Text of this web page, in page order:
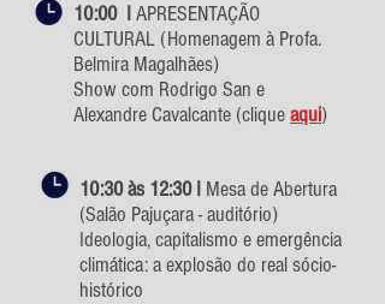
10:00 I APRESENTAÇÃO
CULTURAL (Homenagem à Profa.
Belmira Magalhães)
Show com Rodrigo San e
Alexandre Cavalcante (cliqueaqui)
10:30 às 12:30 I Mesa de Abertura
(Salão Pajuçara - auditório)
Ideologia, capitalismo e emergência
climática: a explosão do real sócio-
histórico